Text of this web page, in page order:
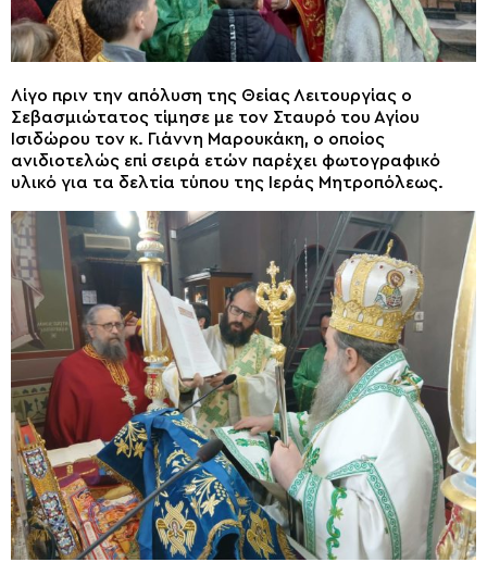
Λίγο πριν την απόλυση της Θείας Λειτουργίας ο
Σεβασμιώτατος τίμησε με τον Σταυρό του Αγίου
Ισιδώρου τον κ. Γιάννη Μαρουκάκη, ο οποίος
ανιδιοτελώς επί σειρά ετών παρέχει φωτογραφικό
υλικό για τα δελτία τύπου της Ιεράς Μητροπόλεως.